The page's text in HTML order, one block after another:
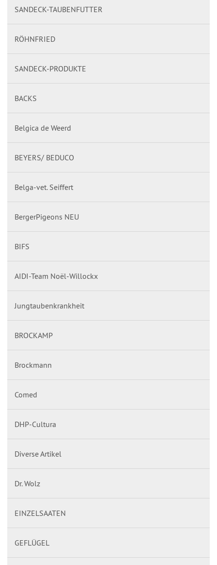
SANDECK-TAUBENFUTTER
RÖHNFRIED
SANDECK-PRODUKTE
BACKS
Belgica de Weerd
BEYERS/ BEDUCO
Belga-vet. Seiffert
BergerPigeons NEU
BIFS
AIDI-Team Noël-Willockx
Jungtaubenkrankheit
BROCKAMP
Brockmann
Comed
DHP-Cultura
Diverse Artikel
Dr. Wolz
EINZELSAATEN
GEFLÜGEL